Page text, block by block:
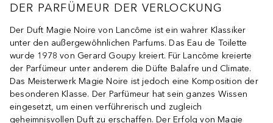
DER PARFÜMEUR DER VERLOCKUNG
Der Duft Magie Noire von Lancôme ist ein wahrer Klassiker
unter den außergewöhnlichen Parfums. Das Eau de Toilette
wurde 1978 von Gerard Goupy kreiert. Für Lancôme kreierte
der Parfümeur unter anderem die Düfte Balafre und Climate.
Das Meisterwerk Magie Noire ist jedoch eine Komposition der
besonderen Klasse. Der Parfümeur hat sein ganzes Wissen
eingesetzt, um einen verführerisch und zugleich
geheimnisvollen Duft zu erschaffen. Der Erfolg von Magie